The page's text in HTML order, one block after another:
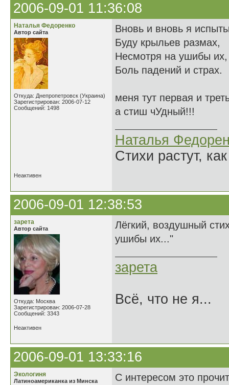
2006-09-01 11:36:08
Наталья Федоренко
Автор сайта
Откуда: Днепропетровск (Украина)
Зарегистрирован: 2006-07-12
Сообщений: 1498
Вновь и вновь я
Буду крыльев размах,
Несмотря на ушибы их,
Боль падений и страх.
меня тут первая и
а стиш чУдный!!!
Наталья
Стихи растут,
Неактивен
2006-09-01 12:38:53
зарета
Автор сайта
Откуда: Москва
Зарегистрирован: 2006-07-28
Сообщений: 3343
Лёгкий, воздушный
ушибы их..."
зарета
Всё, что не я...
Неактивен
2006-09-01 13:33:16
Экологиня
Латиноамериканка из Минска
С интересом это